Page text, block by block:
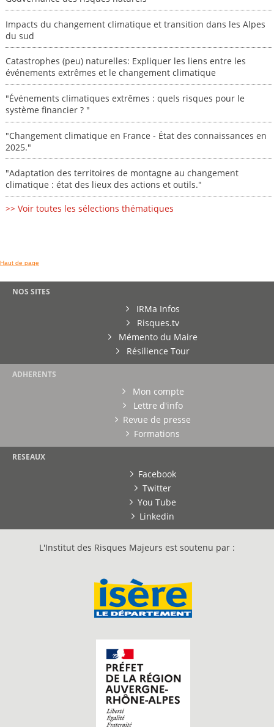
Impacts du changement climatique et transition dans les Alpes
du sud
Catastrophes (peu) naturelles: Expliquer les liens entre les
événements extrêmes et le changement climatique
"Événements climatiques extrêmes : quels risques pour le
système financier ? "
"Changement climatique en France - État des connaissances en
2025."
"Adaptation des territoires de montagne au changement
climatique : état des lieux des actions et outils."
>> Voir toutes les sélections thématiques
Haut de page
NOS SITES
IRMa Infos
Risques.tv
Mémento du Maire
Résilience Tour
ADHERENTS
Mon compte
Lettre d'info
Revue de presse
Formations
RESEAUX
Facebook
Twitter
You Tube
Linkedin
L'Institut des Risques Majeurs est soutenu par :